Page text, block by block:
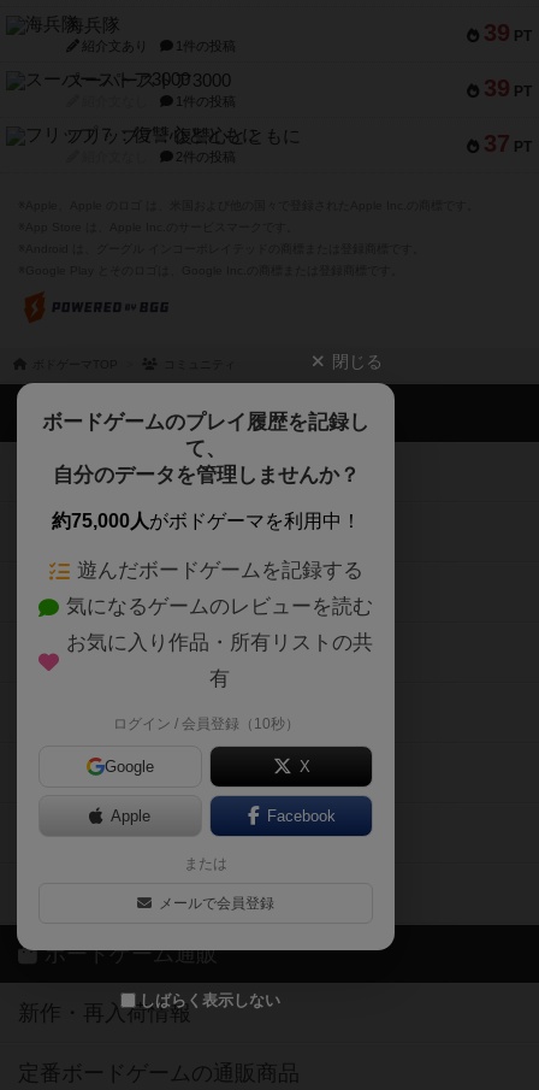
39 PT
海兵隊
紹介文あり 1件の投稿
39 PT
スーパーストア3000
1件の投稿
37 PT
フリップ７：復讐心とともに
2件の投稿
閉じる
ボードゲームのプレイ履歴を記録し
て、
自分のデータを管理しませんか？
約75,000人がボドゲーマを利用中！
遊んだボードゲームを記録する
気になるゲームのレビューを読む
お気に入り作品・所有リストの共
有
ログイン / 会員登録（10秒）
Google X
Apple Facebook
または
メールで会員登録
しばらく表示しない
ボドゲーマTOP
ボードゲームを検索する
ボードゲームの新着レビュー
ボードゲーム会情報
メカニクス特集
掲示板・トピックス
ボドとも・会員一覧
ボードゲーム業界コラム
ボドゲーマご利用案内
ボードゲーム通販
新作・再入荷情報
定番ボードゲームの通販商品